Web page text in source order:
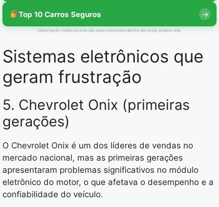
Top 10 Carros Seguros
Observação: todos os links são para conteúdos dentro do nosso próprio site.
Sistemas eletrônicos que
geram frustração
5. Chevrolet Onix (primeiras
gerações)
O Chevrolet Onix é um dos líderes de vendas no
mercado nacional, mas as primeiras gerações
apresentaram problemas significativos no módulo
eletrônico do motor, o que afetava o desempenho e a
confiabilidade do veículo.